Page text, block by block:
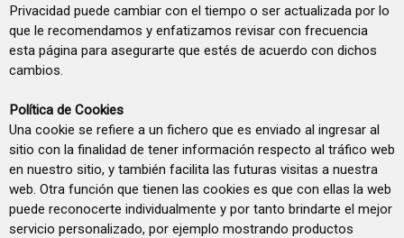
Privacidad puede cambiar con el tiempo o ser actualizada por lo
que le recomendamos y enfatizamos revisar con frecuencia
esta página para asegurarte que estés de acuerdo con dichos
cambios.
Política de Cookies
Una cookie se refiere a un fichero que es enviado al ingresar al
sitio con la finalidad de tener información respecto al tráfico web
en nuestro sitio, y también facilita las futuras visitas a nuestra
web. Otra función que tienen las cookies es que con ellas la web
puede reconocerte individualmente y por tanto brindarte el mejor
servicio personalizado, por ejemplo mostrando productos